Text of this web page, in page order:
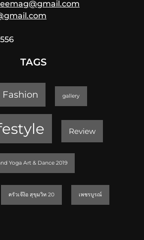
TAGS
Fashion gallery
Review
Yoga Art & Dance 2019
ครัวเจ๊ง้อ สุขุมวิท 20 เพชรบูรณ์